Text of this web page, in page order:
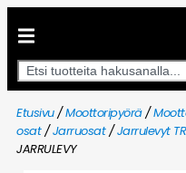
Etusivu/Moottoripyörä/
osat/Jarruosat/Jarrulevyt
JARRULEVY